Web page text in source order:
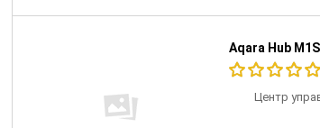
Aqara Hub
Центр